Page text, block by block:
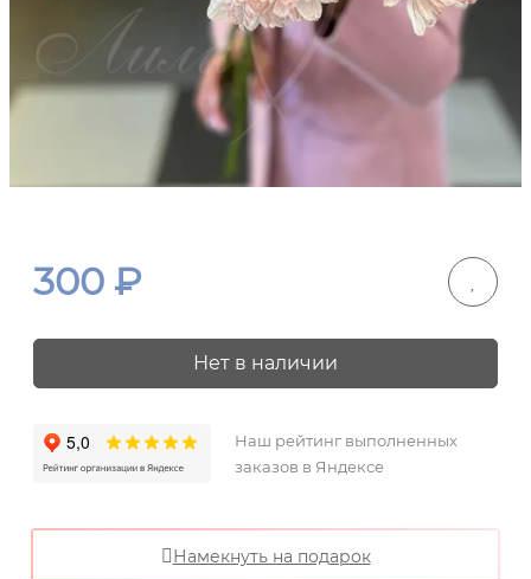
300 ₽
Нет в наличии
Наш рейтинг выполненных
заказов в Яндексе
Намекнуть на подарок